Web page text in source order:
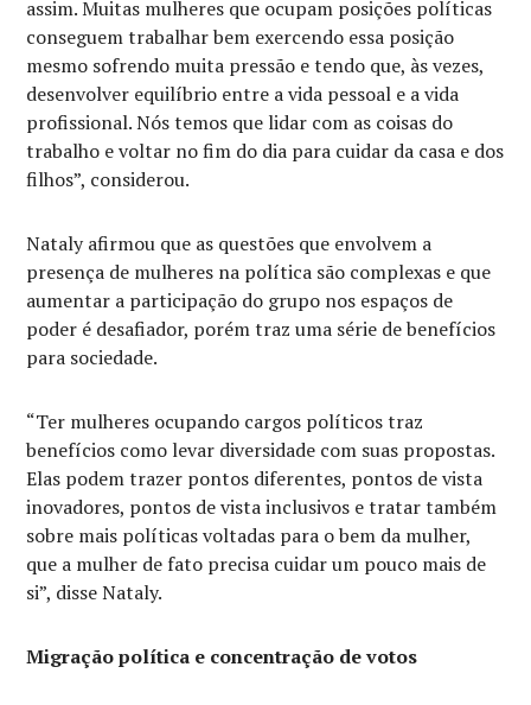
assim. Muitas mulheres que ocupam posições políticas
conseguem trabalhar bem exercendo essa posição
mesmo sofrendo muita pressão e tendo que, às vezes,
desenvolver equilíbrio entre a vida pessoal e a vida
profissional. Nós temos que lidar com as coisas do
trabalho e voltar no fim do dia para cuidar da casa e dos
filhos”, considerou.
Nataly afirmou que as questões que envolvem a
presença de mulheres na política são complexas e que
aumentar a participação do grupo nos espaços de
poder é desafiador, porém traz uma série de benefícios
para sociedade.
“Ter mulheres ocupando cargos políticos traz
benefícios como levar diversidade com suas propostas.
Elas podem trazer pontos diferentes, pontos de vista
inovadores, pontos de vista inclusivos e tratar também
sobre mais políticas voltadas para o bem da mulher,
que a mulher de fato precisa cuidar um pouco mais de
si”, disse Nataly.
Migração política e concentração de votos